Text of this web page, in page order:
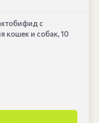
с
кошек и собак, 10